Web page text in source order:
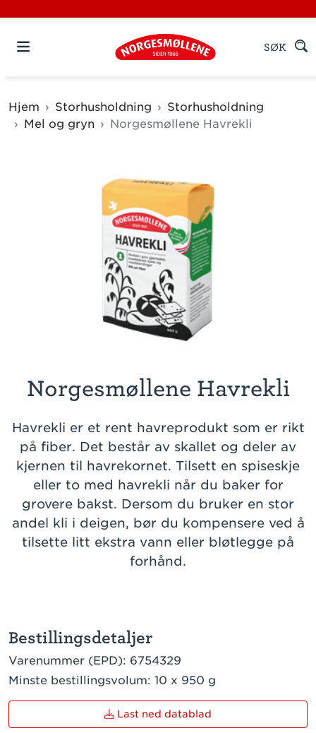
SØK
Hjem Storhusholdning
Storhusholdning
Mel og gryn
Norgesmøllene Havrekli
Norgesmøllene Havrekli
Havrekli er et rent havreprodukt som er rikt
på fiber. Det består av skallet og deler av
kjernen til havrekornet. Tilsett en spiseskje
eller to med havrekli når du baker for
grovere bakst. Dersom du bruker en stor
andel kli i deigen, bør du kompensere ved å
tilsette litt ekstra vann eller bløtlegge på
forhånd.
Bestillingsdetaljer
Varenummer (EPD): 6754329
Minste bestillingsvolum: 10 x 950 g
Last ned datablad